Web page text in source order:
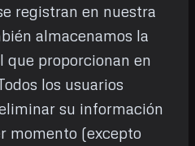
registran en nuestra
almacenamos la
que proporcionan en
los usuarios
su información
momento (excepto